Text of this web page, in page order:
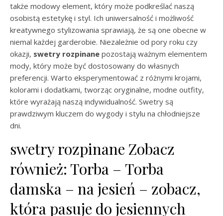
także modowy element, który może podkreślać naszą
osobistą estetykę i styl. Ich uniwersalność i możliwość
kreatywnego stylizowania sprawiają, że są one obecne w
niemal każdej garderobie. Niezależnie od pory roku czy
okazji, swetry rozpinane pozostają ważnym elementem
mody, który może być dostosowany do własnych
preferencji. Warto eksperymentować z różnymi krojami,
kolorami i dodatkami, tworząc oryginalne, modne outfity,
które wyrażają naszą indywidualność. Swetry są
prawdziwym kluczem do wygody i stylu na chłodniejsze
dni.
swetry rozpinane Zobacz
również: Torba – Torba
damska – na jesień – zobacz,
która pasuje do jesiennych